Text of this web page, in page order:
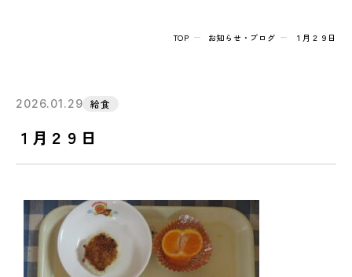
TOP お知らせ・ブログ １月２９日
2026.01.29 給食
１月２９日